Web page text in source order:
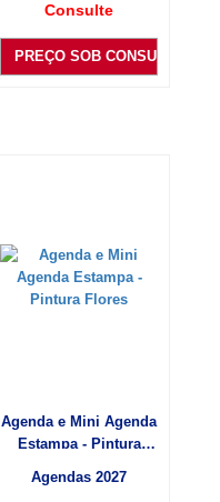
Consulte
PREÇO SOB CONSULTA
Agenda e Mini Agenda
Estampa - Pintura
Agendas 2027